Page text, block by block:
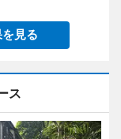
見る
ス